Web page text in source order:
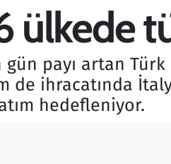
ülkede
payı artan
ihracatında
hedefleniyor.